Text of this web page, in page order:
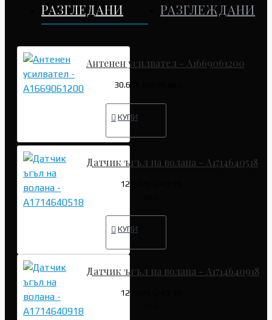
РАЗГЛЕДАНИ
РАЗГЛЕЖДАНИ
Антенен усилвател - A1669061200
30.68€ (60.00 лв.)
КУПИ
Датчик ъгъл на волана - A1714640518
127.82€ (249.99
КУПИ
Датчик ъгъл на волана - A1714640918
127.82€ (249.99